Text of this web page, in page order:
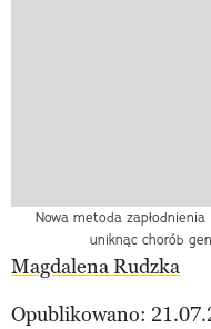
Nowa metoda
uniknąc chorób
Magdalena Rudzka
Opublikowano: